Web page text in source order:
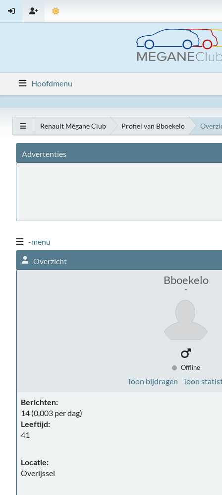
Hoofdmenu
Renault Mégane Club Profiel van Bboekelo
Advertenties
-menu
Overzicht
Bboekelo
-
Offline
Toon bijdragen Toon
Berichten:
14 (0,003 per dag)
Leeftijd:
41
Locatie:
Overijssel